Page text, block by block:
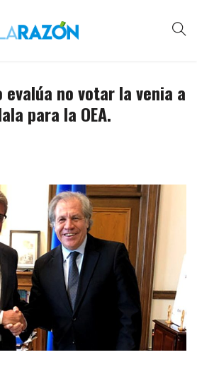
evalúa no votar la venia a
para la OEA.